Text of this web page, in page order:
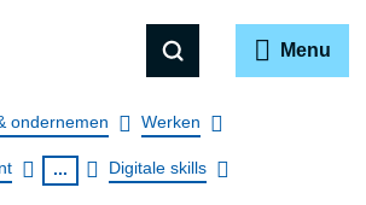
Menu
ondernemen Werken
... Digitale skills